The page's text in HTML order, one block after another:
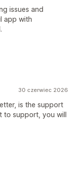
issues and
app with
30 czerwiec 2026
is the support
support, you will